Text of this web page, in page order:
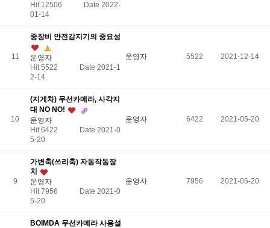
Hit 12506
Date 2022-
01-14
11
중장비 안전감지기의 중요성
운영자
Hit 5522
Date 2021-1
2-14
운영자 5522 2021-12-14
10
(지게차) 무선카메라, 사각지
대 NO NO!
운영자
Hit 6422
Date 2021-0
5-20
운영자 6422 2021-05-20
9
가변축(쓰리축) 자동작동장
치
운영자
Hit 7956
Date 2021-0
5-20
운영자 7956 2021-05-20
BOIMDA 무선카메라 사용설